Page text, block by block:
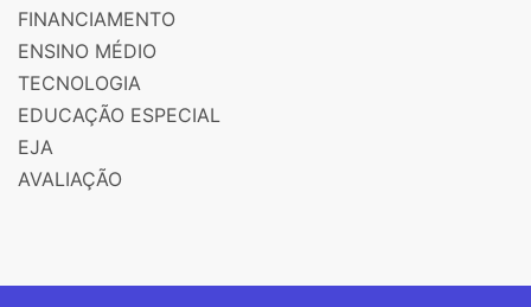
FINANCIAMENTO
ENSINO MÉDIO
TECNOLOGIA
EDUCAÇÃO ESPECIAL
EJA
AVALIAÇÃO